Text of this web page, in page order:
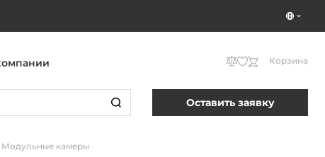
Корзина
Оставить заявку
Модульные камеры